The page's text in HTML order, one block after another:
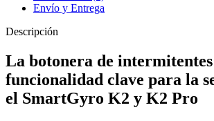
Envío y Entrega
Descripción
La botonera de
funcionalidad clave para la
el SmartGyro K2 y K2 Pro